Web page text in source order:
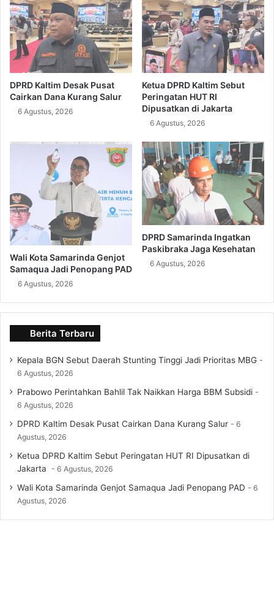
DPRD Kaltim Desak Pusat
Cairkan Dana Kurang Salur
6 Agustus, 2026
Ketua DPRD Kaltim Sebut
Peringatan HUT RI
Dipusatkan di Jakarta
6 Agustus, 2026
Wali Kota Samarinda Genjot
Samaqua Jadi Penopang PAD
6 Agustus, 2026
DPRD Samarinda Ingatkan
Paskibraka Jaga Kesehatan
6 Agustus, 2026
Berita Terbaru
Kepala BGN Sebut Daerah Stunting Tinggi Jadi Prioritas MBG
6 Agustus, 2026
Prabowo Perintahkan Bahlil Tak Naikkan Harga BBM Subsidi
6 Agustus, 2026
DPRD Kaltim Desak Pusat Cairkan Dana Kurang Salur
6
Agustus, 2026
Ketua DPRD Kaltim Sebut Peringatan HUT RI Dipusatkan di
Jakarta
6 Agustus, 2026
Wali Kota Samarinda Genjot Samaqua Jadi Penopang PAD
6
Agustus, 2026